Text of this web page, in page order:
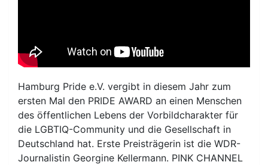
Hamburg Pride e.V. vergibt in diesem Jahr zum
ersten Mal den PRIDE AWARD an einen Menschen
des öffentlichen Lebens der Vorbildcharakter für
die LGBTIQ-Community und die Gesellschaft in
Deutschland hat. Erste Preisträgerin ist die WDR-
Journalistin Georgine Kellermann. PINK CHANNEL